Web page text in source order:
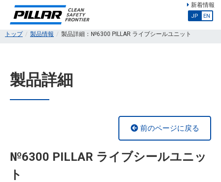
新着情報
JP EN
トップ 製品情報 製品詳細：№6300 PILLAR ライブシールユニット
製品詳細
前のページに戻る
№6300 PILLAR ライブシールユニッ
ト